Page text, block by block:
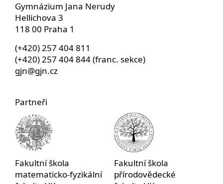
Gymnázium Jana Nerudy
Hellichova 3
118 00 Praha 1
(+420) 257 404 811
(+420) 257 404 844 (franc. sekce)
gjn@gjn.cz
Partneři
Fakultní škola
matematicko-fyzikální
Fakultní škola
přírodovědecké